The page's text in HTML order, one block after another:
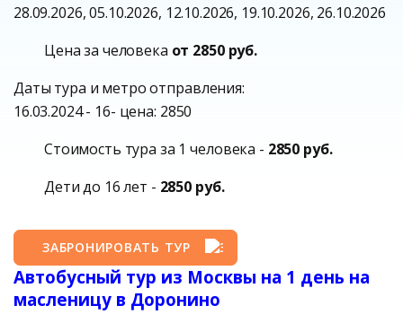
28.09.2026, 05.10.2026, 12.10.2026, 19.10.2026, 26.10.2026
Цена за человека от 2850 руб.
Даты тура и метро отправления:
16.03.2024 - 16- цена: 2850
Стоимость тура за 1 человека - 2850 руб.
Дети до 16 лет - 2850 руб.
ЗАБРОНИРОВАТЬ ТУР
Автобусный тур из Москвы на 1 день на
масленицу в Доронино